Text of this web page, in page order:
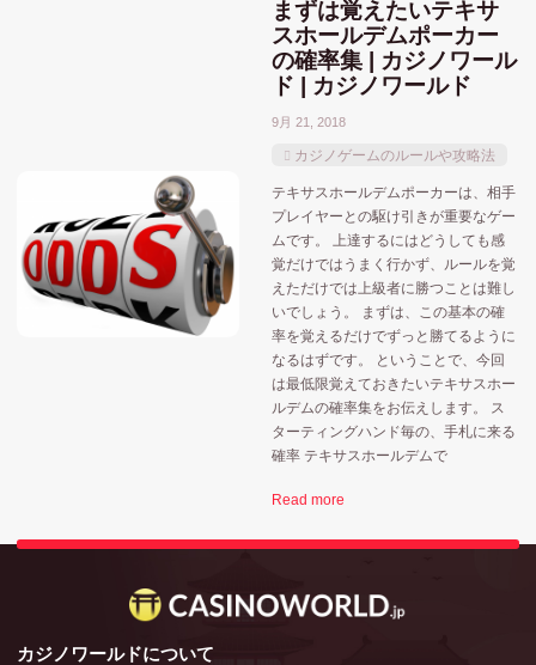
ユニバーサル
ラスベガスサンズ 人気記事
北海道
大阪 大阪府 宮城県
小池都知事 愛知県 政府 東京都 横浜 横
牧之原市 神奈川県 福岡県 苫小牧市
選挙 長崎 長崎県
まずは覚えたいテキサ
スホールデムポーカー
の確率集 | カジノワール
ド | カジノワールド
9月 21, 2018
カジノゲームのルールや攻略法
テキサスホールデムポーカーは、相手
プレイヤーとの駆け引きが重要なゲー
ムです。 上達するにはどうしても感
覚だけではうまく行かず、ルールを覚
えただけでは上級者に勝つことは難し
いでしょう。 まずは、この基本の確
率を覚えるだけでずっと勝てるように
なるはずです。 ということで、今回
は最低限覚えておきたいテキサスホー
ルデムの確率集をお伝えします。 ス
ターティングハンド毎の、手札に来る
確率 テキサスホールデムで
Read more
カジノワールドについて